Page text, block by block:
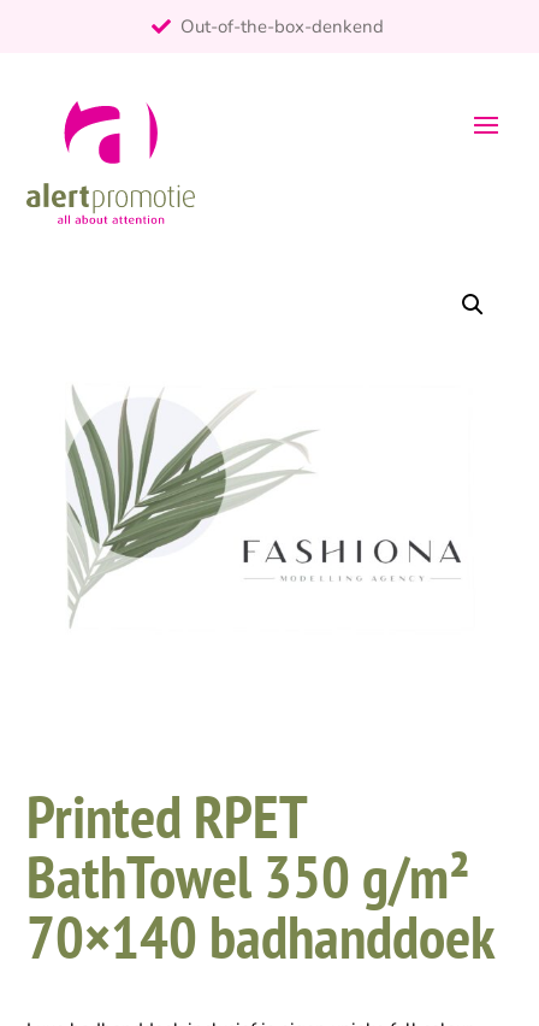
Out-of-the-box-denkend
Printed RPET
BathTowel 350 g/m²
70×140 badhanddoek